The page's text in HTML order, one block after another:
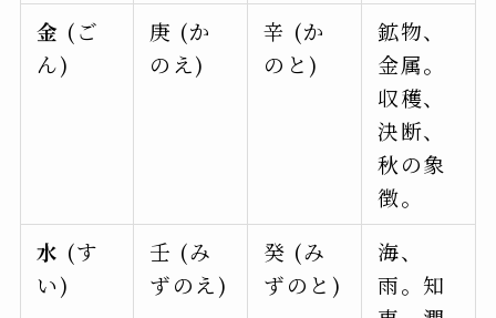
金 (ご
ん)
庚 (か
のえ)
辛 (か
のと)
鉱物、
金属。
収穫、
決断、
秋の象
徴。
水 (す
い)
壬 (み
ずのえ)
癸 (み
ずのと)
海、
雨。知